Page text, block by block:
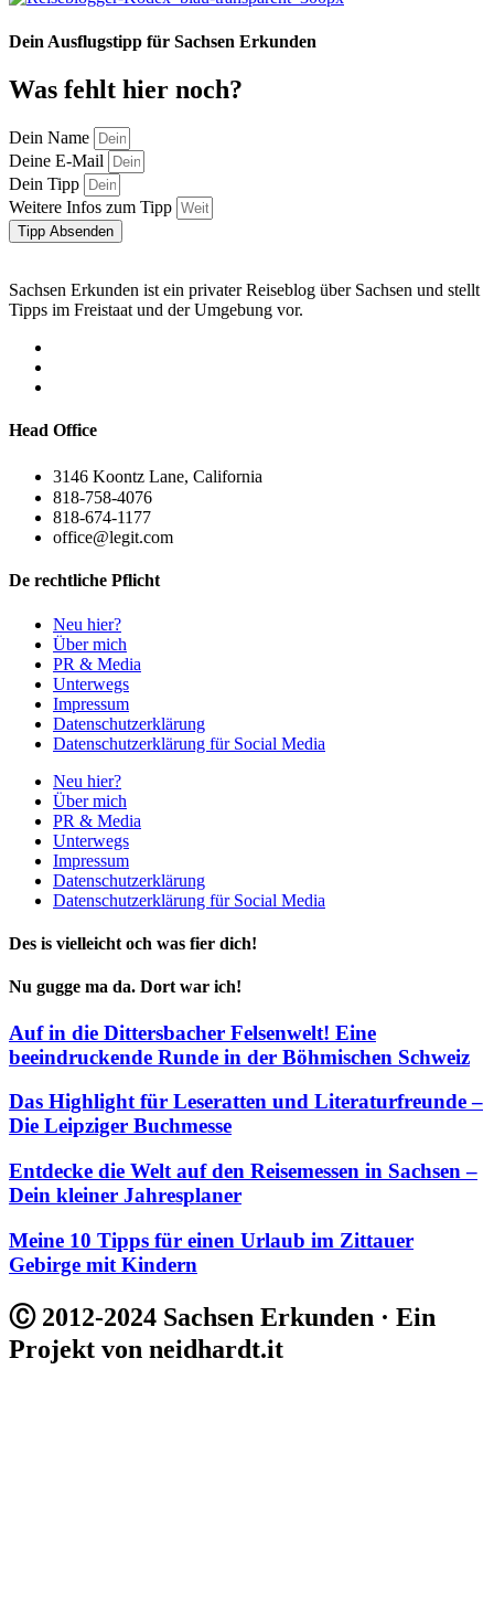
Dein Ausflugstipp für Sachsen Erkunden
Was fehlt hier noch?
Dein Name
Deine E-Mail
Dein Tipp
Weitere Infos zum Tipp
Tipp Absenden
Sachsen Erkunden ist ein privater Reiseblog über Sachsen und stellt
Tipps im Freistaat und der Umgebung vor.
Head Office
3146 Koontz Lane, California
818-758-4076
818-674-1177
office@legit.com
De rechtliche Pflicht
Neu hier?
Über mich
PR & Media
Unterwegs
Impressum
Datenschutzerklärung
Datenschutzerklärung für Social Media
Neu hier?
Über mich
PR & Media
Unterwegs
Impressum
Datenschutzerklärung
Datenschutzerklärung für Social Media
Des is vielleicht och was fier dich!
Nu gugge ma da. Dort war ich!
Auf in die Dittersbacher Felsenwelt! Eine
beeindruckende Runde in der Böhmischen Schweiz
Das Highlight für Leseratten und Literaturfreunde –
Die Leipziger Buchmesse
Entdecke die Welt auf den Reisemessen in Sachsen –
Dein kleiner Jahresplaner
Meine 10 Tipps für einen Urlaub im Zittauer
Gebirge mit Kindern
Ⓒ 2012-2024 Sachsen Erkunden · Ein
Projekt von neidhardt.it